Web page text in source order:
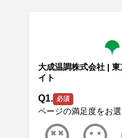
大成温調株式会社 |
イト
Q1. 必須